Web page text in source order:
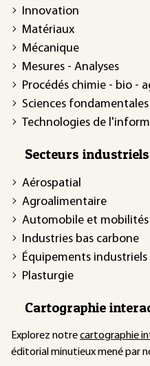
Innovation
Matériaux
Mécanique
Mesures - Analyses
Procédés chimie - bio -
Sciences fondamentales
Technologies de
Secteurs industriels
Aérospatial
Agroalimentaire
Automobile et mobilités
Industries bas carbone
Équipements industriels
Plasturgie
Cartographie
Explorez notrecartographie
éditorial minutieux mené par